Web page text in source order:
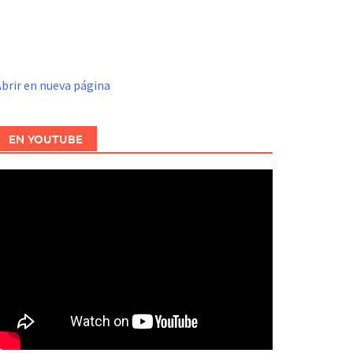
en nueva página
EN YOUTUBE